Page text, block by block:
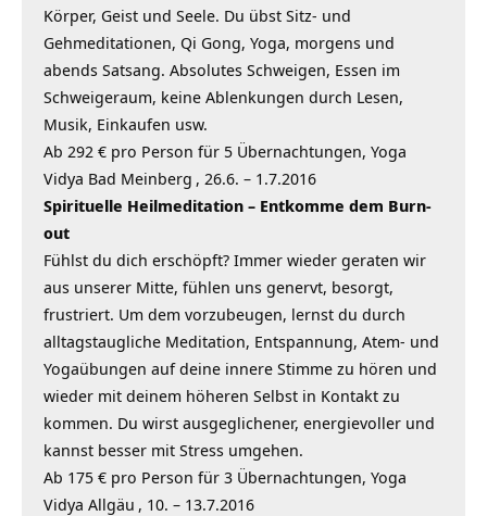
Körper, Geist und Seele. Du übst Sitz- und
Gehmeditationen, Qi Gong, Yoga, morgens und
abends Satsang. Absolutes Schweigen, Essen im
Schweigeraum, keine Ablenkungen durch Lesen,
Musik, Einkaufen usw.
Ab 292 € pro Person für 5 Übernachtungen, Yoga
Vidya Bad Meinberg , 26.6. – 1.7.2016
Spirituelle Heilmeditation – Entkomme dem Burn-
out
Fühlst du dich erschöpft? Immer wieder geraten wir
aus unserer Mitte, fühlen uns genervt, besorgt,
frustriert. Um dem vorzubeugen, lernst du durch
alltagstaugliche Meditation, Entspannung, Atem- und
Yogaübungen auf deine innere Stimme zu hören und
wieder mit deinem höheren Selbst in Kontakt zu
kommen. Du wirst ausgeglichener, energievoller und
kannst besser mit Stress umgehen.
Ab 175 € pro Person für 3 Übernachtungen, Yoga
Vidya Allgäu , 10. – 13.7.2016